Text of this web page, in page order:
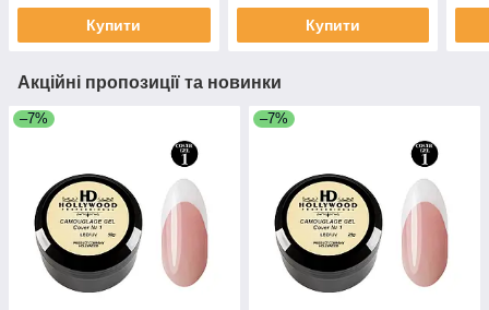
Купити Купити
Акційні пропозиції та новинки
–7% –7%